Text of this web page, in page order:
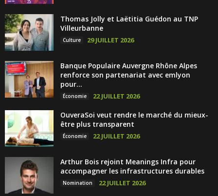
Thomas Jolly et Laëtitia Guédon au TNP
Villeurbanne
Culture 29 JUILLET 2026
Banque Populaire Auvergne Rhône Alpes
renforce son partenariat avec emlyon
pour...
Économie 22 JUILLET 2026
OuveraSoi veut rendre le marché du mieux-
être plus transparent
Économie 22 JUILLET 2026
Arthur Bois rejoint Meanings Infra pour
accompagner les infrastructures durables
Nomination 22 JUILLET 2026